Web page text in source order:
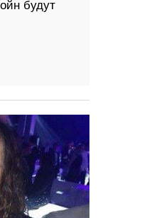
будут